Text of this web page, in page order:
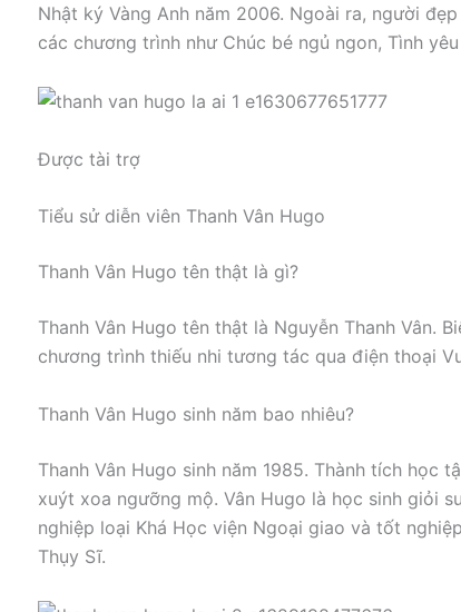
Nhật ký Vàng Anh năm 2006. Ngoài ra, người
các chương trình như Chúc bé ngủ ngon, Tình
Được tài trợ
Tiểu sử diễn viên Thanh Vân Hugo
Thanh Vân Hugo tên thật là gì?
Thanh Vân Hugo tên thật là Nguyễn Thanh Vân.
chương trình thiếu nhi tương tác qua điện thoại
Thanh Vân Hugo sinh năm bao nhiêu?
Thanh Vân Hugo sinh năm 1985. Thành tích học
xuýt xoa ngưỡng mộ. Vân Hugo là học sinh giỏi
nghiệp loại Khá Học viện Ngoại giao và tốt
Thụy Sĩ.